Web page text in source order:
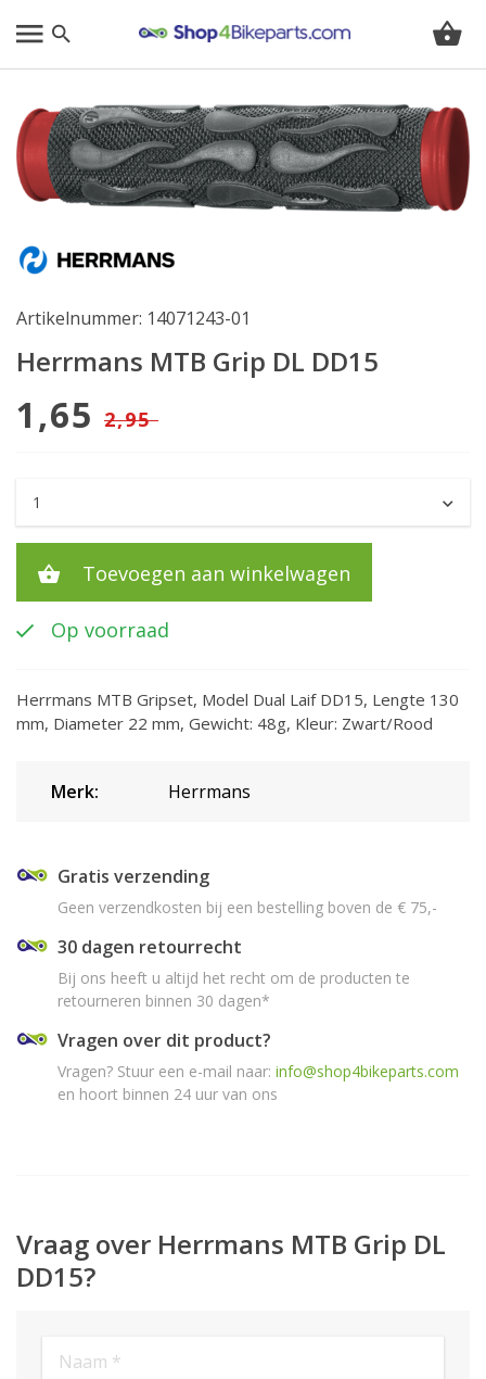
Artikelnummer: 14071243-01
Herrmans MTB Grip DL DD15
1,65 2,95
Toevoegen aan winkelwagen
Op voorraad
Herrmans MTB Gripset, Model Dual Laif DD15, Lengte 130
mm, Diameter 22 mm, Gewicht: 48g, Kleur: Zwart/Rood
Merk: Herrmans
Gratis verzending
Geen verzendkosten bij een bestelling boven de € 75,-
30 dagen retourrecht
Bij ons heeft u altijd het recht om de producten te
retourneren binnen 30 dagen*
Vragen over dit product?
Vragen? Stuur een e-mail naar: info@shop4bikeparts.com
en hoort binnen 24 uur van ons
Vraag over Herrmans MTB Grip DL
DD15?